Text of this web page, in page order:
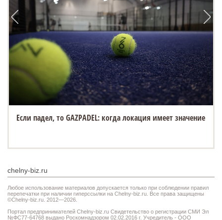
Если падел, то GAZPADEL: когда локация имеет значение
chelny-biz.ru
Любое использование материалов допускается только при соблюдении правил
перепечатки при наличии гиперссылки на Chelny-biz.ru. Все права защищены
©Chelny-biz.ru. 2012—2026.
Портал предпринимателей Chelny-biz.ru Свидетельство о регистрации СМИ Эл
№ФС77-64768 выдано Роскомнадзором 02.02.2016 г. Учредитель - ООО